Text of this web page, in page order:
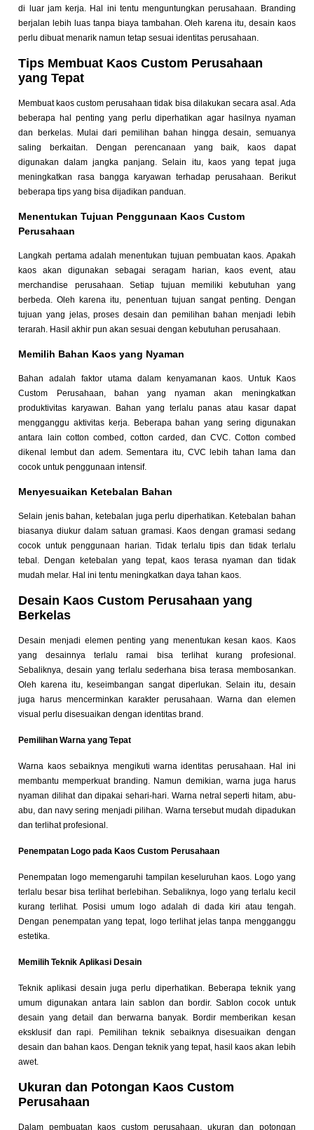
di luar jam kerja. Hal ini tentu menguntungkan perusahaan. Branding
berjalan lebih luas tanpa biaya tambahan. Oleh karena itu, desain kaos
perlu dibuat menarik namun tetap sesuai identitas perusahaan.
Tips Membuat Kaos Custom Perusahaan
yang Tepat
Membuat kaos custom perusahaan tidak bisa dilakukan secara asal. Ada
beberapa hal penting yang perlu diperhatikan agar hasilnya nyaman
dan berkelas. Mulai dari pemilihan bahan hingga desain, semuanya
saling berkaitan. Dengan perencanaan yang baik, kaos dapat
digunakan dalam jangka panjang. Selain itu, kaos yang tepat juga
meningkatkan rasa bangga karyawan terhadap perusahaan. Berikut
beberapa tips yang bisa dijadikan panduan.
Menentukan Tujuan Penggunaan Kaos Custom
Perusahaan
Langkah pertama adalah menentukan tujuan pembuatan kaos. Apakah
kaos akan digunakan sebagai seragam harian, kaos event, atau
merchandise perusahaan. Setiap tujuan memiliki kebutuhan yang
berbeda. Oleh karena itu, penentuan tujuan sangat penting. Dengan
tujuan yang jelas, proses desain dan pemilihan bahan menjadi lebih
terarah. Hasil akhir pun akan sesuai dengan kebutuhan perusahaan.
Memilih Bahan Kaos yang Nyaman
Bahan adalah faktor utama dalam kenyamanan kaos. Untuk Kaos
Custom Perusahaan, bahan yang nyaman akan meningkatkan
produktivitas karyawan. Bahan yang terlalu panas atau kasar dapat
mengganggu aktivitas kerja. Beberapa bahan yang sering digunakan
antara lain cotton combed, cotton carded, dan CVC. Cotton combed
dikenal lembut dan adem. Sementara itu, CVC lebih tahan lama dan
cocok untuk penggunaan intensif.
Menyesuaikan Ketebalan Bahan
Selain jenis bahan, ketebalan juga perlu diperhatikan. Ketebalan bahan
biasanya diukur dalam satuan gramasi. Kaos dengan gramasi sedang
cocok untuk penggunaan harian. Tidak terlalu tipis dan tidak terlalu
tebal. Dengan ketebalan yang tepat, kaos terasa nyaman dan tidak
mudah melar. Hal ini tentu meningkatkan daya tahan kaos.
Desain Kaos Custom Perusahaan yang
Berkelas
Desain menjadi elemen penting yang menentukan kesan kaos. Kaos
yang desainnya terlalu ramai bisa terlihat kurang profesional.
Sebaliknya, desain yang terlalu sederhana bisa terasa membosankan.
Oleh karena itu, keseimbangan sangat diperlukan. Selain itu, desain
juga harus mencerminkan karakter perusahaan. Warna dan elemen
visual perlu disesuaikan dengan identitas brand.
Pemilihan Warna yang Tepat
Warna kaos sebaiknya mengikuti warna identitas perusahaan. Hal ini
membantu memperkuat branding. Namun demikian, warna juga harus
nyaman dilihat dan dipakai sehari-hari. Warna netral seperti hitam, abu-
abu, dan navy sering menjadi pilihan. Warna tersebut mudah dipadukan
dan terlihat profesional.
Penempatan Logo pada Kaos Custom Perusahaan
Penempatan logo memengaruhi tampilan keseluruhan kaos. Logo yang
terlalu besar bisa terlihat berlebihan. Sebaliknya, logo yang terlalu kecil
kurang terlihat. Posisi umum logo adalah di dada kiri atau tengah.
Dengan penempatan yang tepat, logo terlihat jelas tanpa mengganggu
estetika.
Memilih Teknik Aplikasi Desain
Teknik aplikasi desain juga perlu diperhatikan. Beberapa teknik yang
umum digunakan antara lain sablon dan bordir. Sablon cocok untuk
desain yang detail dan berwarna banyak. Bordir memberikan kesan
eksklusif dan rapi. Pemilihan teknik sebaiknya disesuaikan dengan
desain dan bahan kaos. Dengan teknik yang tepat, hasil kaos akan lebih
awet.
Ukuran dan Potongan Kaos Custom
Perusahaan
Dalam pembuatan kaos custom perusahaan, ukuran dan potongan